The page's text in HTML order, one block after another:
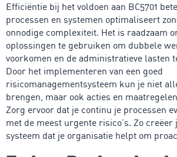
Efficiëntie bij het voldoen aan BC5701
processen en systemen optimaliseert
onnodige complexiteit. Het is raadzaam
oplossingen te gebruiken om dubbele
voorkomen en de administratieve lasten
Door het implementeren van een goed
risicomanagementsysteem kun je niet
brengen, maar ook acties en
Zorg ervoor dat je continu je processen
met de meest urgente risico’s. Zo creëer
systeem dat je organisatie helpt om